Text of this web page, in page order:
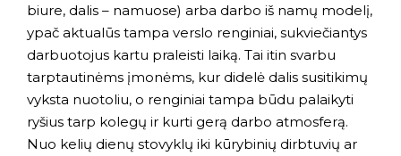
biure, dalis – namuose) arba darbo iš namų modelį,
ypač aktualūs tampa verslo renginiai, sukviečiantys
darbuotojus kartu praleisti laiką. Tai itin svarbu
tarptautinėms įmonėms, kur didelė dalis susitikimų
vyksta nuotoliu, o renginiai tampa būdu palaikyti
ryšius tarp kolegų ir kurti gerą darbo atmosferą.
Nuo kelių dienų stovyklų iki kūrybinių dirbtuvių ar